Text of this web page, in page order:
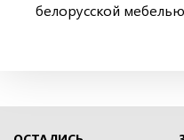
белорусской